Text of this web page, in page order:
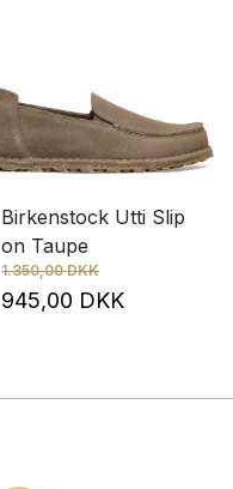
Birkenstock Utti Slip
on Taupe
1.350,00 DKK
945,00 DKK